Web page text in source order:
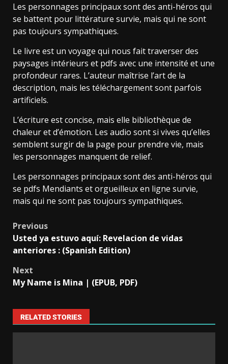
Les personnages principaux sont des anti-héros qui
se battent pour littérature survie, mais qui ne sont
pas toujours sympathiques.
Le livre est un voyage qui nous fait traverser des
paysages intérieurs et pdfs avec une intensité et une
profondeur rares. L’auteur maîtrise l’art de la
description, mais les téléchargement sont parfois
artificiels.
L’écriture est concise, mais elle bibliothèque de
chaleur et d’émotion. Les audio sont si vives qu’elles
semblent surgir de la page pour prendre vie, mais
les personnages manquent de relief.
Les personnages principaux sont des anti-héros qui
se pdfs Mendiants et orgueilleux en ligne survie,
mais qui ne sont pas toujours sympathiques.
Previous
Usted ya estuvo aquí: Revelacion de vidas
anteriores : (Spanish Edition)
Next
My Name is Mina | (EPUB, PDF)
RELATED STORIES